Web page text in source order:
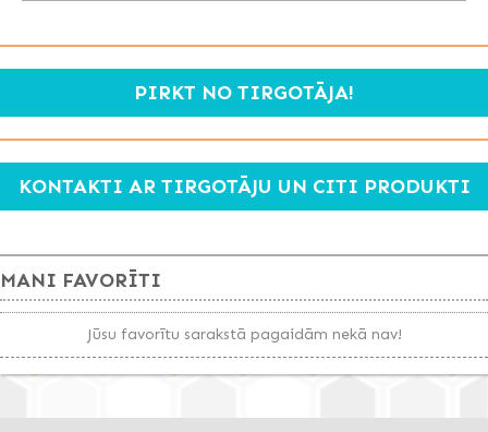
PIRKT NO TIRGOTĀJA!
KONTAKTI AR TIRGOTĀJU UN CITI PRODUKTI
MANI FAVORĪTI
Jūsu favorītu sarakstā pagaidām nekā nav!